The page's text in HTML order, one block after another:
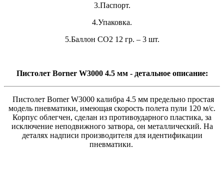
3.Паспорт.
4.Упаковка.
5.Баллон СО2 12 гр. – 3 шт.
Пистолет Borner W3000 4.5 мм - детальное описание:
Пистолет Borner W3000 калибра 4.5 мм предельно простая
модель пневматики, имеющая скорость полета пули 120 м/с.
Корпус облегчен, сделан из противоударного пластика, за
исключение неподвижного затвора, он металлический. На
деталях надписи производителя для идентификации
пневматики.